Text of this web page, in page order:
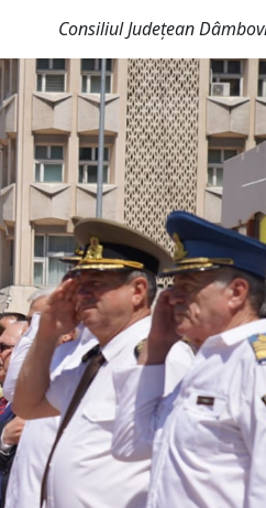
Consiliul Județean